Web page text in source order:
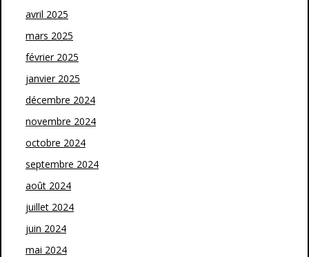
avril 2025
mars 2025
février 2025
janvier 2025
décembre 2024
novembre 2024
octobre 2024
septembre 2024
août 2024
juillet 2024
juin 2024
mai 2024